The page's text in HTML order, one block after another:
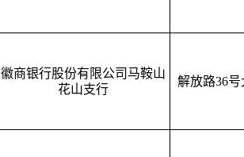
徽商银行股份有限公司马鞍山
花山支行
解放路36